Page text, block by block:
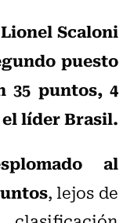
Scaloni
puesto
35 puntos, 4
líder Brasil.
al
, lejos de